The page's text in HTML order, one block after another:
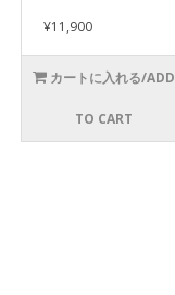
¥11,900
カートに入れる/ADD
TO CART